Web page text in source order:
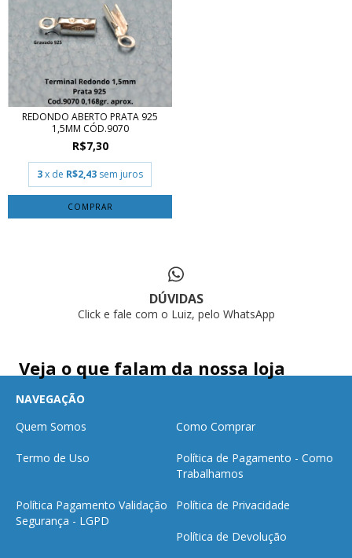
REDONDO ABERTO PRATA 925
1,5MM CÓD.9070
R$7,30
3x de R$2,43 sem juros
DÚVIDAS
Click e fale com o Luiz, pelo WhatsApp
Veja o que falam da nossa loja
NAVEGAÇÃO
Quem Somos
Como Comprar
Termo de Uso
Política de Pagamento - Como
Trabalhamos
Política Pagamento Validação
Segurança - LGPD
Política de Privacidade
Política de Devolução